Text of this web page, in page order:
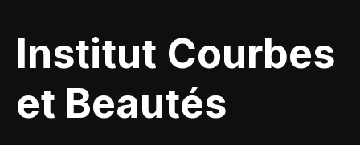
Institut Courbes
et Beautés